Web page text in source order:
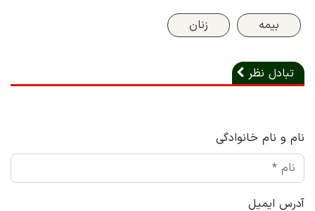
بیمه زنان
تبادل نظر
نام و نام خانوادگی
آدرس ایمیل